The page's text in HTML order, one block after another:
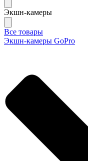
Экшн-камеры
Все товары
Экшн-камеры GoPro